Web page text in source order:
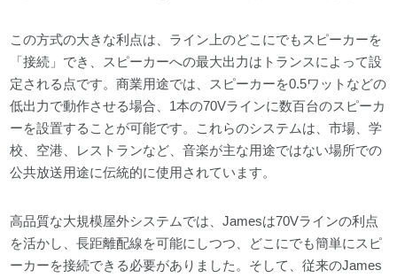
この方式の大きな利点は、ライン上のどこにでもスピーカーを
「接続」でき、スピーカーへの最大出力はトランスによって設
定される点です。商業用途では、スピーカーを0.5ワットなどの
低出力で動作させる場合、1本の70Vラインに数百台のスピーカ
ーを設置することが可能です。これらのシステムは、市場、学
校、空港、レストランなど、音楽が主な用途ではない場所での
公共放送用途に伝統的に使用されています。
高品質な大規模屋外システムでは、Jamesは70Vラインの利点
を活かし、長距離配線を可能にしつつ、どこにでも簡単にスピ
ーカーを接続できる必要がありました。そして、従来のJames